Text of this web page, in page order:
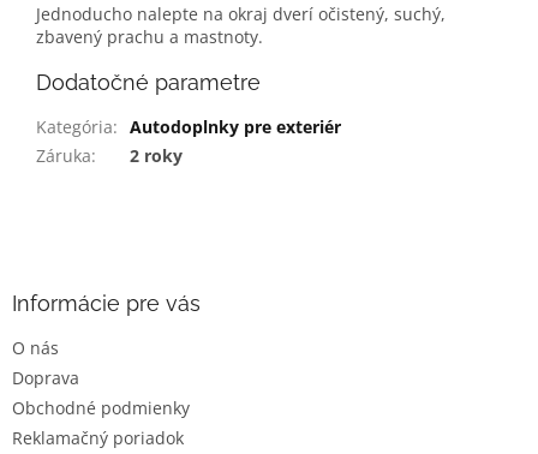
Jednoducho nalepte na okraj dverí očistený, suchý,
zbavený prachu a mastnoty.
Dodatočné parametre
Kategória: Autodoplnky pre exteriér
Záruka: 2 roky
Informácie pre vás
O nás
Doprava
Obchodné podmienky
Reklamačný poriadok